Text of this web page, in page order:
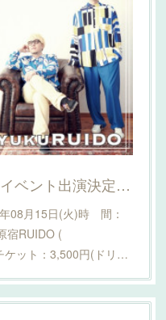
8/15（火）@原宿RUIDOイベント出演決定！詳細はこちら！
08月15日(火)時 間：
RUIDO (
ット：3,500円(ドリ…